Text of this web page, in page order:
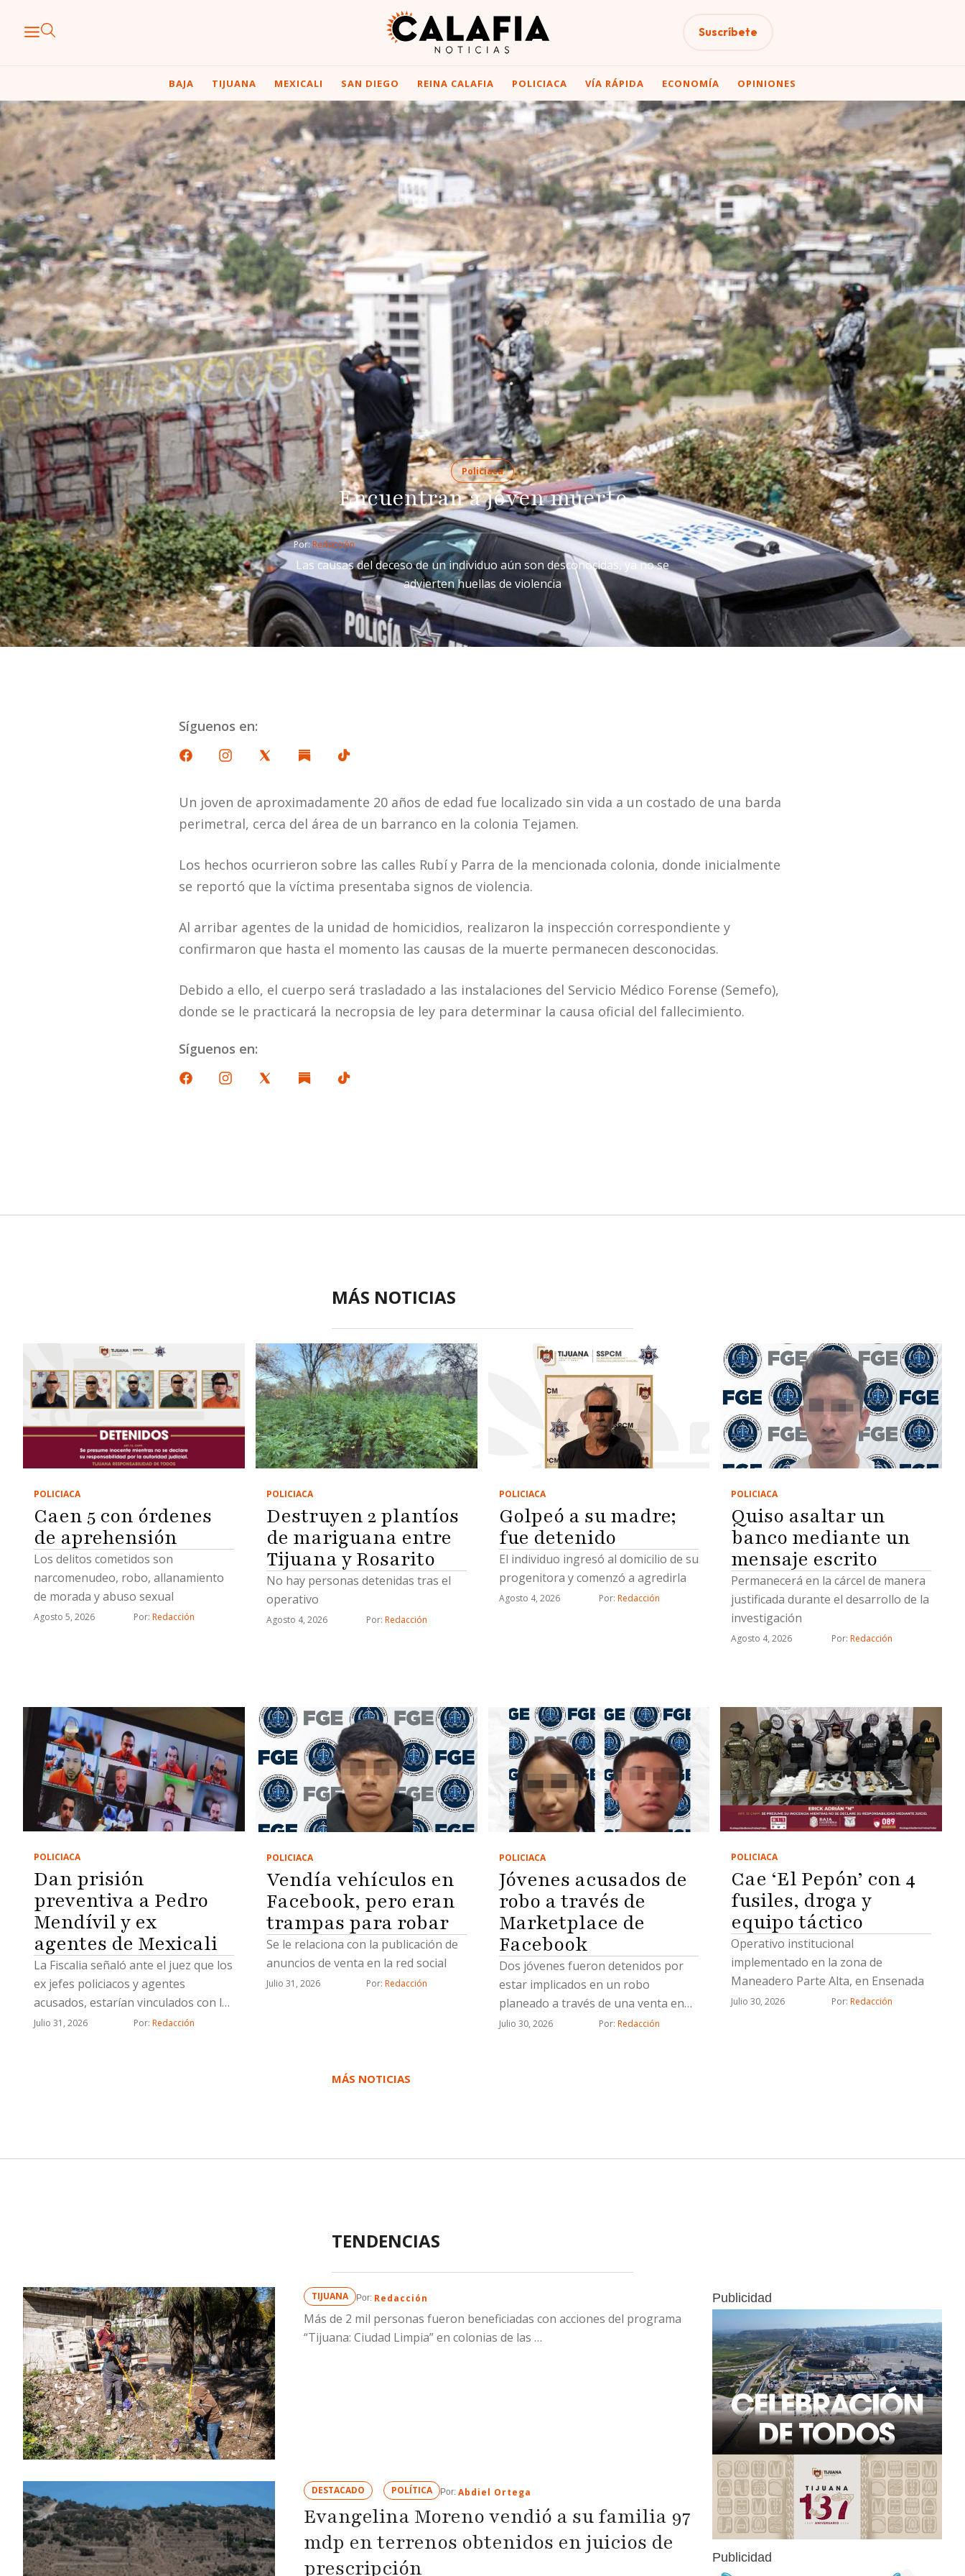
Suscríbete
BAJA TIJUANA MEXICALI SAN DIEGO REINA CALAFIA POLICIACA VÍA RÁPIDA ECONOMÍA OPINIONES
Policiaca
Encuentran a joven muerto
Por: Redacción
Las causas del deceso de un individuo aún son desconocidas, ya no se
advierten huellas de violencia
Síguenos en:
Un joven de aproximadamente 20 años de edad fue localizado sin vida a un costado de una barda
perimetral, cerca del área de un barranco en la colonia Tejamen.
Los hechos ocurrieron sobre las calles Rubí y Parra de la mencionada colonia, donde inicialmente
se reportó que la víctima presentaba signos de violencia.
Al arribar agentes de la unidad de homicidios, realizaron la inspección correspondiente y
confirmaron que hasta el momento las causas de la muerte permanecen desconocidas.
Debido a ello, el cuerpo será trasladado a las instalaciones del Servicio Médico Forense (Semefo),
donde se le practicará la necropsia de ley para determinar la causa oficial del fallecimiento.
Síguenos en:
MÁS NOTICIAS
POLICIACA
Caen 5 con órdenes
de aprehensión
Los delitos cometidos son
narcomenudeo, robo, allanamiento
de morada y abuso sexual
Agosto 5, 2026 Por: Redacción
POLICIACA
Destruyen 2 plantíos
de mariguana entre
Tijuana y Rosarito
No hay personas detenidas tras el
operativo
Agosto 4, 2026 Por: Redacción
POLICIACA
Golpeó a su madre;
fue detenido
El individuo ingresó al domicilio de su
progenitora y comenzó a agredirla
Agosto 4, 2026 Por: Redacción
POLICIACA
Quiso asaltar un
banco mediante un
mensaje escrito
Permanecerá en la cárcel de manera
justificada durante el desarrollo de la
investigación
Agosto 4, 2026 Por: Redacción
POLICIACA
Dan prisión
preventiva a Pedro
Mendívil y ex
agentes de Mexicali
La Fiscalia señaló ante el juez que los
ex jefes policiacos y agentes
acusados, estarían vinculados con la
célula delictiva de “Los Rusos”
Julio 31, 2026 Por: Redacción
POLICIACA
Vendía vehículos en
Facebook, pero eran
trampas para robar
Se le relaciona con la publicación de
anuncios de venta en la red social
Julio 31, 2026 Por: Redacción
POLICIACA
Jóvenes acusados de
robo a través de
Marketplace de
Facebook
Dos jóvenes fueron detenidos por
estar implicados en un robo
planeado a través de una venta en
Marketplace de Facebook, informó la
en el ejido Francisco Villa Segunda
Sección, la víctima acudió al lugar,
Julio 30, 2026 Por: Redacción
POLICIACA
Cae ‘El Pepón’ con 4
fusiles, droga y
equipo táctico
Operativo institucional
implementado en la zona de
Maneadero Parte Alta, en Ensenada
Julio 30, 2026 Por: Redacción
MÁS NOTICIAS
TENDENCIAS
TIJUANA Por: Redacción
Más de 2 mil personas fueron beneficiadas con acciones del programa
“Tijuana: Ciudad Limpia” en colonias de las …
DESTACADO POLÍTICA Por: Abdiel Ortega
Evangelina Moreno vendió a su familia 97
mdp en terrenos obtenidos en juicios de
prescripción
Publicidad
Publicidad